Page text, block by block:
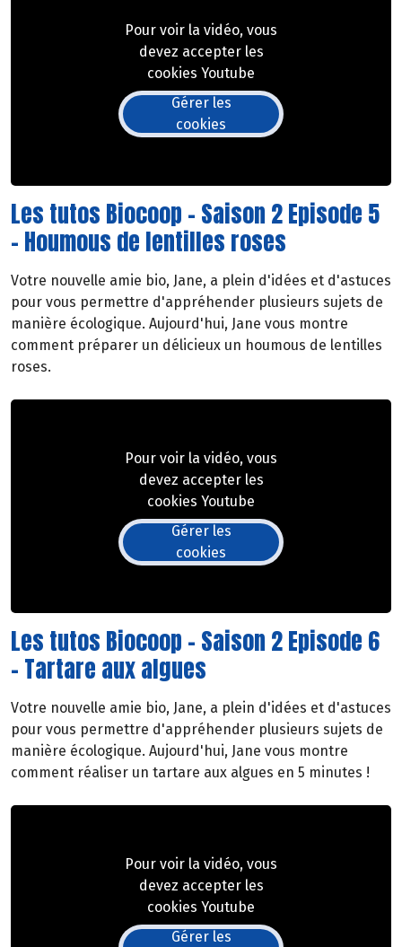
Pour voir la vidéo, vous
devez accepter les
cookies Youtube
Gérer les
cookies
Les tutos Biocoop - Saison 2 Episode 5
- Houmous de lentilles roses
Votre nouvelle amie bio, Jane, a plein d'idées et d'astuces
pour vous permettre d'appréhender plusieurs sujets de
manière écologique. Aujourd'hui, Jane vous montre
comment préparer un délicieux un houmous de lentilles
roses.
Pour voir la vidéo, vous
devez accepter les
cookies Youtube
Gérer les
cookies
Les tutos Biocoop - Saison 2 Episode 6
- Tartare aux algues
Votre nouvelle amie bio, Jane, a plein d'idées et d'astuces
pour vous permettre d'appréhender plusieurs sujets de
manière écologique. Aujourd'hui, Jane vous montre
comment réaliser un tartare aux algues en 5 minutes !
Pour voir la vidéo, vous
devez accepter les
cookies Youtube
Gérer les